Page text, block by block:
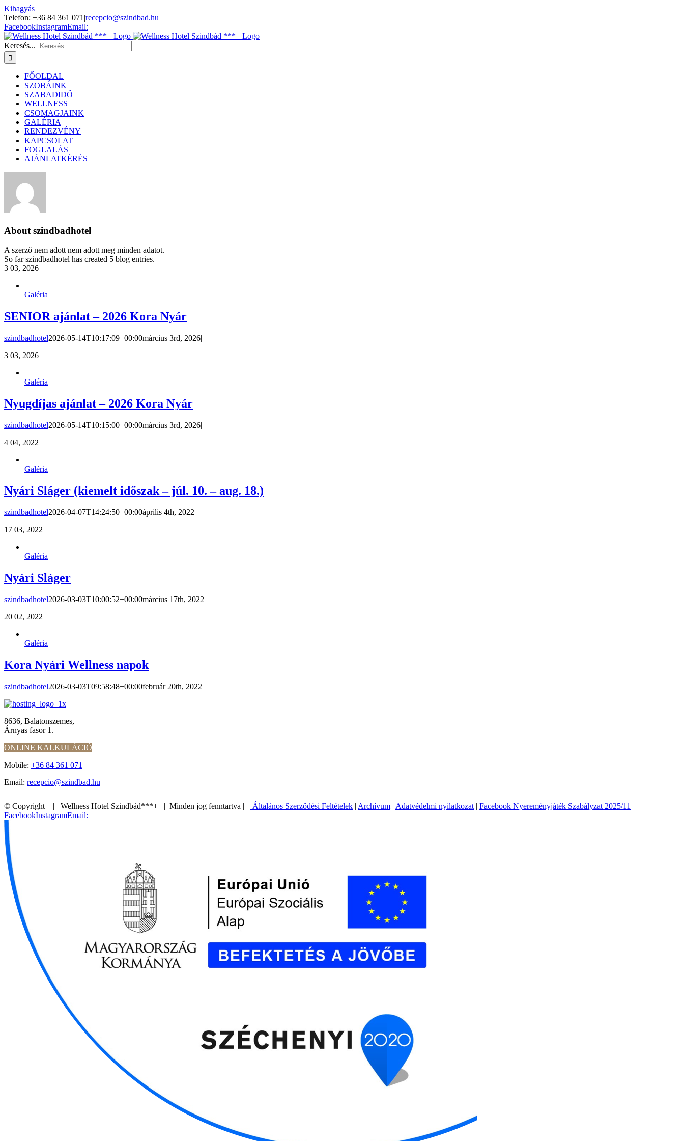
Kihagyás
Telefon: +36 84 361 071 |recepcio@szindbad.hu
FacebookInstagramEmail:
Keresés...
FŐOLDAL
SZOBÁINK
SZABADIDŐ
WELLNESS
CSOMAGJAINK
GALÉRIA
RENDEZVÉNY
KAPCSOLAT
FOGLALÁS
AJÁNLATKÉRÉS
About szindbadhotel
A szerző nem adott nem adott meg minden adatot.
So far szindbadhotel has created 5 blog entries.
3 03, 2026
Galéria
SENIOR ajánlat – 2026 Kora Nyár
szindbadhotel2026-05-14T10:17:09+00:00március 3rd, 2026|
3 03, 2026
Galéria
Nyugdíjas ajánlat – 2026 Kora Nyár
szindbadhotel2026-05-14T10:15:00+00:00március 3rd, 2026|
4 04, 2022
Galéria
Nyári Sláger (kiemelt időszak – júl. 10. – aug. 18.)
szindbadhotel2026-04-07T14:24:50+00:00április 4th, 2022|
17 03, 2022
Galéria
Nyári Sláger
szindbadhotel2026-03-03T10:00:52+00:00március 17th, 2022|
20 02, 2022
Galéria
Kora Nyári Wellness napok
szindbadhotel2026-03-03T09:58:48+00:00február 20th, 2022|
8636, Balatonszemes,
Árnyas fasor 1.
ONLINE KALKULÁCIÓ
Mobile: +36 84 361 071
Email: recepcio@szindbad.hu
© Copyright | Wellness Hotel Szindbád***+ | Minden jog fenntartva | Általános Szerződési Feltételek | Archívum | Adatvédelmi nyilatkozat | Facebook Nyereményjáték Szabályzat 2025/11
FacebookInstagramEmail: